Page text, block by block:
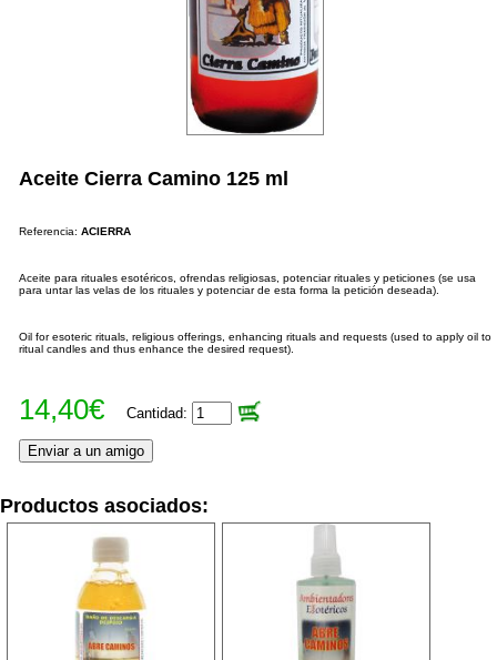
Aceite Cierra Camino 125 ml
Referencia:ACIERRA
Aceite para rituales esotéricos, ofrendas religiosas, potenciar rituales y peticiones (se usa
para untar las velas de los rituales y potenciar de esta forma la petición deseada).
Oil for esoteric rituals, religious offerings, enhancing rituals and requests (used to apply oil to
ritual candles and thus enhance the desired request).
14,40€ Cantidad:
Productos asociados: